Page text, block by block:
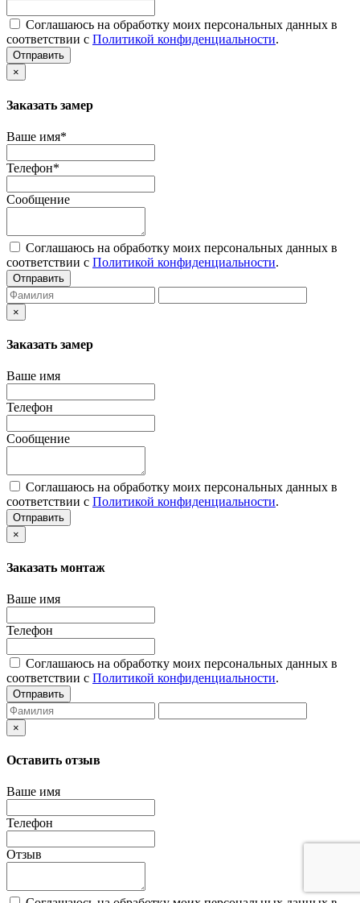
Соглашаюсь на обработку моих персональных данных в
соответствии с Политикой конфиденциальности.
Отправить
×
Заказать замер
Ваше имя*
Телефон*
Сообщение
Соглашаюсь на обработку моих персональных данных в
соответствии с Политикой конфиденциальности.
Отправить
×
Заказать замер
Ваше имя
Телефон
Сообщение
Соглашаюсь на обработку моих персональных данных в
соответствии с Политикой конфиденциальности.
Отправить
×
Заказать монтаж
Ваше имя
Телефон
Соглашаюсь на обработку моих персональных данных в
соответствии с Политикой конфиденциальности.
Отправить
×
Оставить отзыв
Ваше имя
Телефон
Отзыв